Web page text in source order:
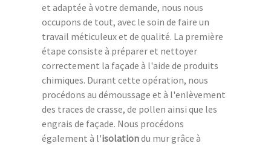
et adaptée à votre demande, nous nous
occupons de tout, avec le soin de faire un
travail méticuleux et de qualité. La première
étape consiste à préparer et nettoyer
correctement la façade à l'aide de produits
chimiques. Durant cette opération, nous
procédons au démoussage et à l'enlèvement
des traces de crasse, de pollen ainsi que les
engrais de façade. Nous procédons
également à l'isolationdu mur grâce à